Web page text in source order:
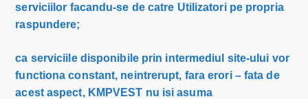
serviciilor facandu-se de catre Utilizatori pe propria
raspundere;
ca serviciile disponibile prin intermediul site-ului vor
functiona constant, neintrerupt, fara erori – fata de
acest aspect, KMPVEST nu isi asuma